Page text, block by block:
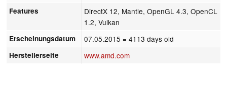
Features
DirectX 12, Mantle, OpenGL 4.3, OpenCL
1.2, Vulkan
Erscheinungsdatum 07.05.2015 = 4113 days old
Herstellerseite www.amd.com